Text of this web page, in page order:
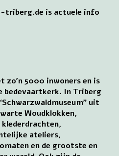
triberg.de is actuele info
zo’n 5000 inwoners en is
bedevaartkerk. In Triberg
uit
Woudklokken,
ateliers,
en de grootste en